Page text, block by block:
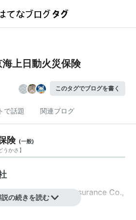
海上日動火災保険
このタグでブログを書く
で話題 関連ブログ
険 (一般)
うかさ 】
& Nichido Fire Insurance Co.,
説の続きを読む